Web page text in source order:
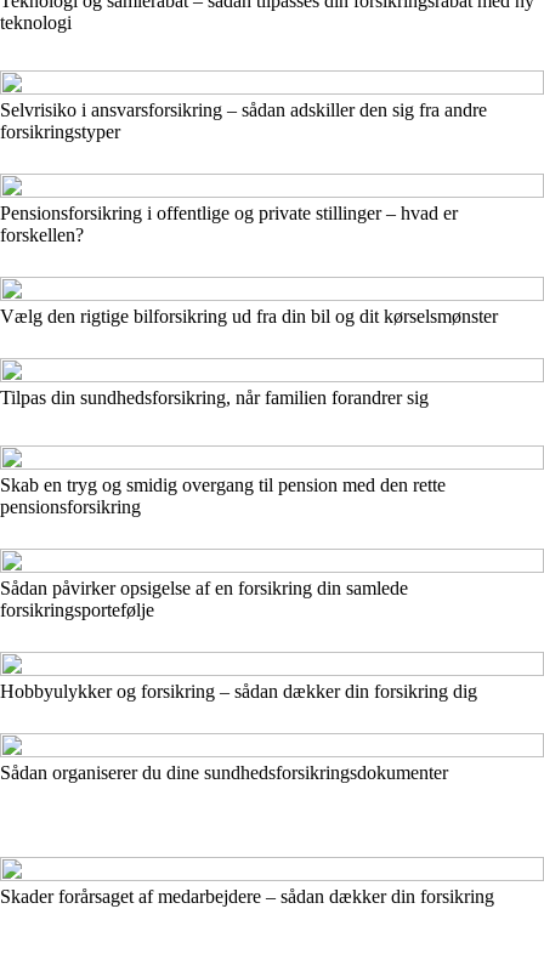
teknologi
Selvrisiko i ansvarsforsikring – sådan adskiller den sig fra andre
forsikringstyper
Pensionsforsikring i offentlige og private stillinger – hvad er
forskellen?
Vælg den rigtige bilforsikring ud fra din bil og dit kørselsmønster
Tilpas din sundhedsforsikring, når familien forandrer sig
Skab en tryg og smidig overgang til pension med den rette
pensionsforsikring
Sådan påvirker opsigelse af en forsikring din samlede
forsikringsportefølje
Hobbyulykker og forsikring – sådan dækker din forsikring dig
Sådan organiserer du dine sundhedsforsikringsdokumenter
Skader forårsaget af medarbejdere – sådan dækker din forsikring